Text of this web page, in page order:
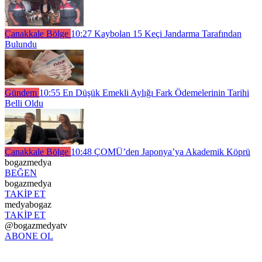
Çanakkale Bölge 10:27 Kaybolan 15 Keçi Jandarma Tarafından
Bulundu
Gündem 10:55 En Düşük Emekli Aylığı Fark Ödemelerinin Tarihi
Belli Oldu
Çanakkale Bölge 10:48 ÇOMÜ’den Japonya’ya Akademik Köprü
bogazmedya
BEĞEN
bogazmedya
TAKİP ET
medyabogaz
TAKİP ET
@bogazmedyatv
ABONE OL